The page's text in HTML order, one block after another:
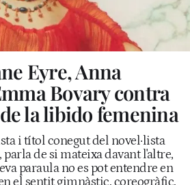
Eyre, Anna
Bovary contra
la libido femenina
i títol conegut del novel·lista
de si mateixa davant l'altre,
paraula no es pot entendre en
el sentit gimnàstic, coreogràfic,